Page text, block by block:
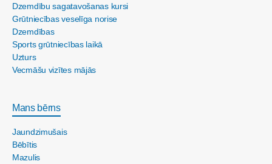
Dzemdību sagatavošanas kursi
Grūtniecības veselīga norise
Dzemdības
Sports grūtniecības laikā
Uzturs
Vecmāšu vizītes mājās
Mans bērns
Jaundzimušais
Bēbītis
Mazulis